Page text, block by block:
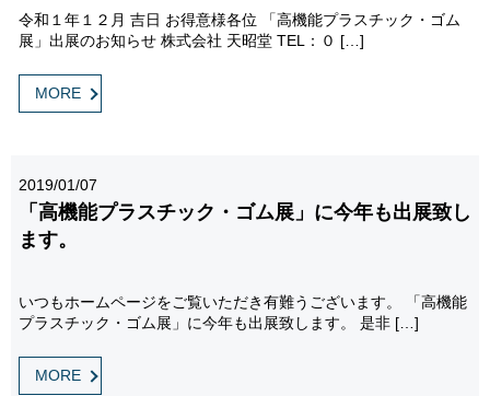
令和１年１２月 吉日 お得意様各位 「高機能プラスチック・ゴム
展」出展のお知らせ 株式会社 天昭堂 TEL：０ […]
MORE
2019/01/07
「高機能プラスチック・ゴム展」に今年も出展致し
ます。
いつもホームページをご覧いただき有難うございます。 「高機能
プラスチック・ゴム展」に今年も出展致します。 是非 […]
MORE